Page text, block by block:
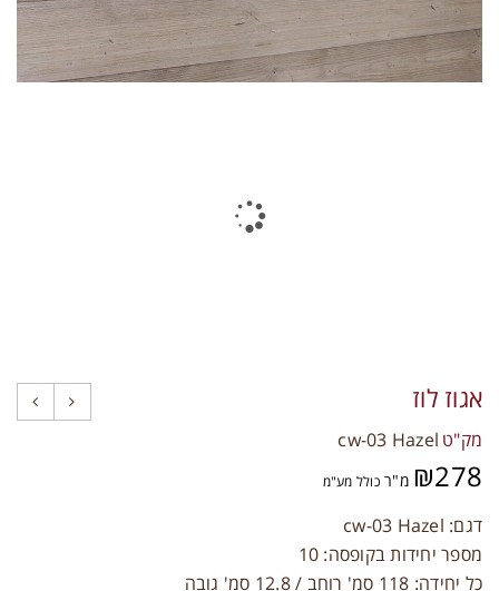
תקני איכות
צרו קשר
אגוז לוז
מק"ט cw-03 Hazel
₪278 מ"רכולל מע"מ
דגם: cw-03 Hazel
מספר יחידות בקופסה: 10
כל יחידה: 118 סמ' רוחב / 12.8 סמ' גובה